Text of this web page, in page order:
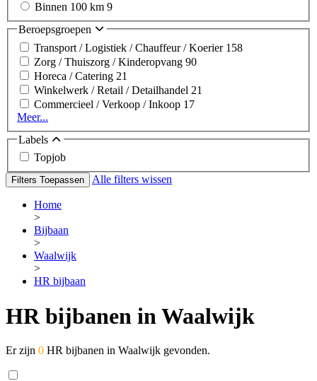
Binnen 100 km 9
Beroepsgroepen
Transport / Logistiek / Chauffeur / Koerier 158
Zorg / Thuiszorg / Kinderopvang 90
Horeca / Catering 21
Winkelwerk / Retail / Detailhandel 21
Commercieel / Verkoop / Inkoop 17
Meer...
Labels
Topjob
Filters Toepassen Alle filters wissen
Home
>
Bijbaan
>
Waalwijk
>
HR bijbaan
HR bijbanen in Waalwijk
Er zijn 0 HR bijbanen in Waalwijk gevonden.